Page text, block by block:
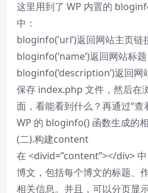
这里用到了 WP 内置的
中：
bloginfo(’url’)返回网站主页链
bloginfo(’name’)返回网站标题
bloginfo(’description’)返回网
保存 index.php 文件，然后在
面，看能看到什么？再通过“查
WP 的 bloginfo() 函数生成的相
(二).构建content
在 <divid=”content”></div>
博文，包括每个博文的标题、
相关信息。并且，可以分页显